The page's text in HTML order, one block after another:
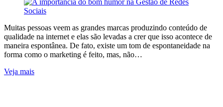
Muitas pessoas veem as grandes marcas produzindo conteúdo de
qualidade na internet e elas são levadas a crer que isso acontece de
maneira espontânea. De fato, existe um tom de espontaneidade na
forma como o marketing é feito, mas, não…
Veja mais